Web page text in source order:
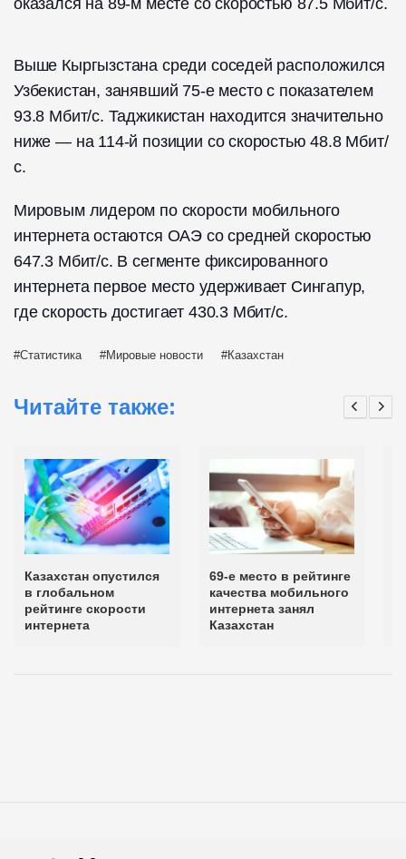
оказался на 89-м месте со скоростью 87.5 Мбит/с.
Выше Кыргызстана среди соседей расположился
Узбекистан, занявший 75-е место с показателем
93.8 Мбит/с. Таджикистан находится значительно
ниже — на 114-й позиции со скоростью 48.8 Мбит/
с.
Мировым лидером по скорости мобильного
интернета остаются ОАЭ со средней скоростью
647.3 Мбит/с. В сегменте фиксированного
интернета первое место удерживает Сингапур,
где скорость достигает 430.3 Мбит/с.
Статистика Мировые новости Казахстан
Читайте также:
Казахстан опустился
в глобальном
рейтинге скорости
интернета
69-е место в рейтинге
качества мобильного
интернета занял
Казахстан